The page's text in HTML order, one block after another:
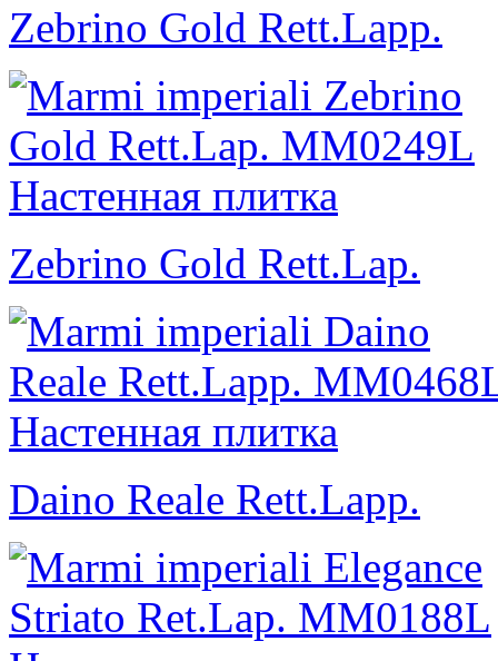
Zebrino Gold Rett.Lapp.
Zebrino Gold Rett.Lap.
Daino Reale Rett.Lapp.